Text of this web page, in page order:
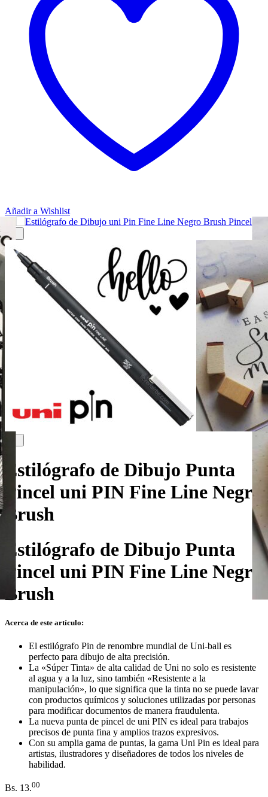
Añadir a Wishlist
Estilógrafo de Dibujo Punta
Pincel uni PIN Fine Line Negro
Brush
Estilógrafo de Dibujo Punta
Pincel uni PIN Fine Line Negro
Brush
Acerca de este artículo:
El estilógrafo Pin de renombre mundial de Uni-ball es
perfecto para dibujo de alta precisión.
La «Súper Tinta» de alta calidad de Uni no solo es resistente
al agua y a la luz, sino también «Resistente a la
manipulación», lo que significa que la tinta no se puede lavar
con productos químicos y soluciones utilizadas por personas
para modificar documentos de manera fraudulenta.
La nueva punta de pincel de uni PIN es ideal para trabajos
precisos de punta fina y amplios trazos expresivos.
Con su amplia gama de puntas, la gama Uni Pin es ideal para
artistas, ilustradores y diseñadores de todos los niveles de
habilidad.
Bs. 13.00